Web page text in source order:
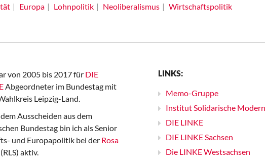
Europa Lohnpolitik Neoliberalismus Wirtschaftspolitik
von 2005 bis 2017 für DIE
Abgeordneter im Bundestag mit
Leipzig-Land.
Ausscheiden aus dem
Bundestag bin ich als Senior
und Europapolitik bei der Rosa
(RLS) aktiv.
LINKS:
Memo-Gruppe
Institut Solidarische
DIE LINKE
DIE LINKE Sachsen
Die LINKE Westsachsen